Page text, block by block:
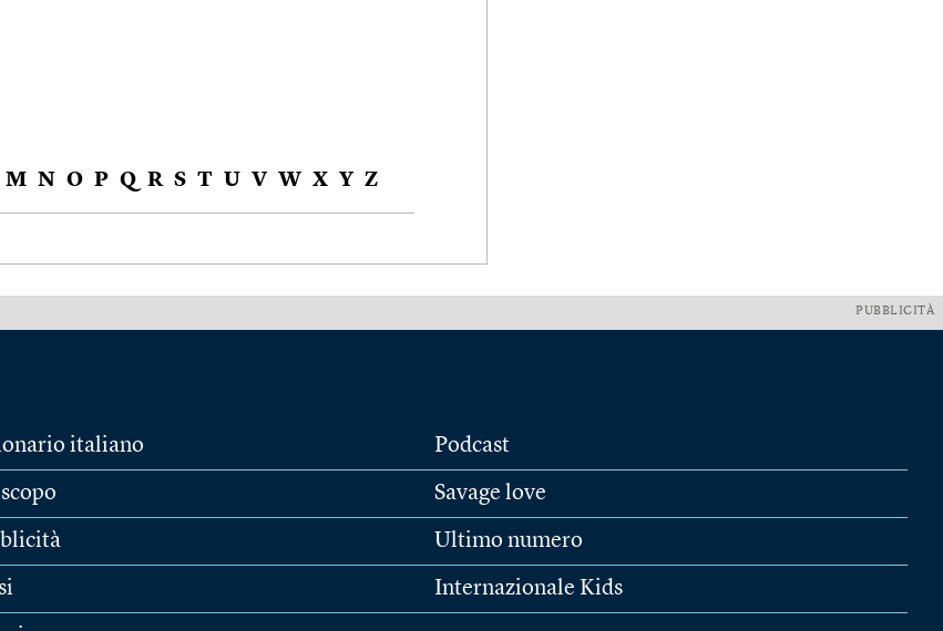
M N O P Q R S T U V W X Y Z
PUBBLICITÀ
italiano Podcast
Savage love
Ultimo numero
Internazionale Kids